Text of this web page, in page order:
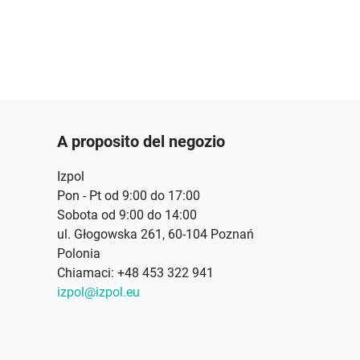
A proposito del negozio
Izpol
Pon - Pt od 9:00 do 17:00
Sobota od 9:00 do 14:00
ul. Głogowska 261, 60-104 Poznań
Polonia
Chiamaci: +48 453 322 941
izpol@izpol.eu